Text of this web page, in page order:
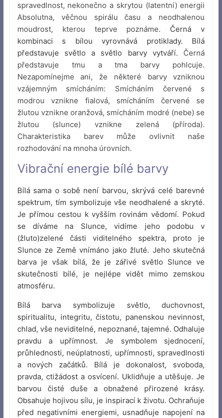
spravedlnost, nekonečno a skrytou (latentní) energii
Absolutna, věčnou spirálu času a neodhalenou
moudrost, kterou teprve poznáme. Černá v
kombinaci s bílou vyrovnává protiklady. Bílá
představuje světlo a světlo barvy vytváří. Černá
představuje tmu a tma barvy pohlcuje.
Nezapomínejme ani, že některé barvy vzniknou
vzájemným smícháním: Smícháním červené s
modrou vznikne fialová, smícháním červené se
žlutou vznikne oranžová, smícháním modré (nebe) se
žlutou (slunce) vznikne zelená (příroda).
Charakteristika barev může ovlivnit naše
rozhodování na mnoha úrovních.
Vibrační energie bílé barvy
Bílá sama o sobě není barvou, skrývá celé barevné
spektrum, tím symbolizuje vše neodhalené a skryté.
Je přímou cestou k vyšším rovinám vědomí. Pokud
se díváme na Slunce, vidíme jeho podobu v
(žluto)zelené části viditelného spektra, proto je
Slunce ze Země vnímáno jako žluté. Jeho skutečná
barva je však bílá, že je zářivé světlo Slunce ve
skutečnosti bílé, je nejlépe vidět mimo zemskou
atmosféru.
Bílá barva symbolizuje světlo, duchovnost,
spiritualitu, integritu, čistotu, panenskou nevinnost,
chlad, vše neviditelné, nepoznané, tajemné. Odhaluje
pravdu a upřímnost. Je symbolem sjednocení,
průhlednosti, neúplatnosti, upřímnosti, spravedlnosti
a nových začátků. Bílá je dokonalost, svoboda,
pravda, ctižádost a osvícení. Uklidňuje a utěšuje. Je
barvou čisté duše a obnažené přirozené krásy.
Obsahuje hojivou sílu, je inspirací k životu. Ochraňuje
před negativními energiemi, usnadňuje napojení na